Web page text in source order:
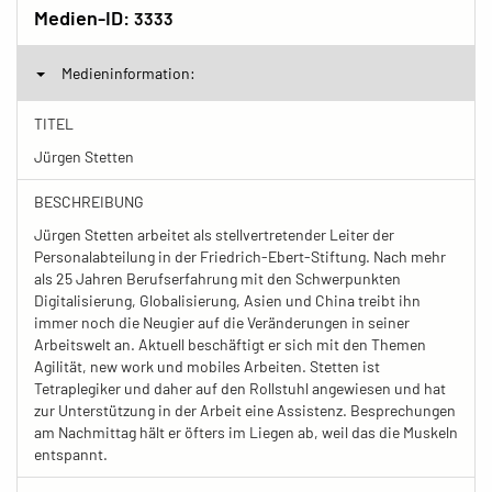
Medien-ID: 3333
Medieninformation:
TITEL
Jürgen Stetten
BESCHREIBUNG
Jürgen Stetten arbeitet als stellvertretender Leiter der
Personalabteilung in der Friedrich-Ebert-Stiftung. Nach mehr
als 25 Jahren Berufserfahrung mit den Schwerpunkten
Digitalisierung, Globalisierung, Asien und China treibt ihn
immer noch die Neugier auf die Veränderungen in seiner
Arbeitswelt an. Aktuell beschäftigt er sich mit den Themen
Agilität, new work und mobiles Arbeiten. Stetten ist
Tetraplegiker und daher auf den Rollstuhl angewiesen und hat
zur Unterstützung in der Arbeit eine Assistenz. Besprechungen
am Nachmittag hält er öfters im Liegen ab, weil das die Muskeln
entspannt.